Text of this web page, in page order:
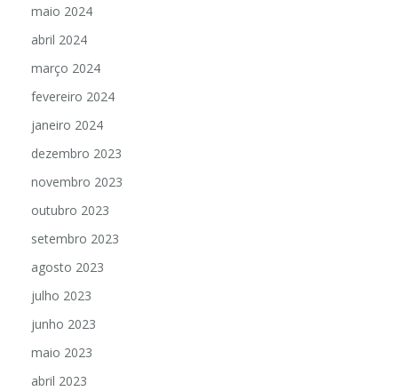
maio 2024
abril 2024
março 2024
fevereiro 2024
janeiro 2024
dezembro 2023
novembro 2023
outubro 2023
setembro 2023
agosto 2023
julho 2023
junho 2023
maio 2023
abril 2023